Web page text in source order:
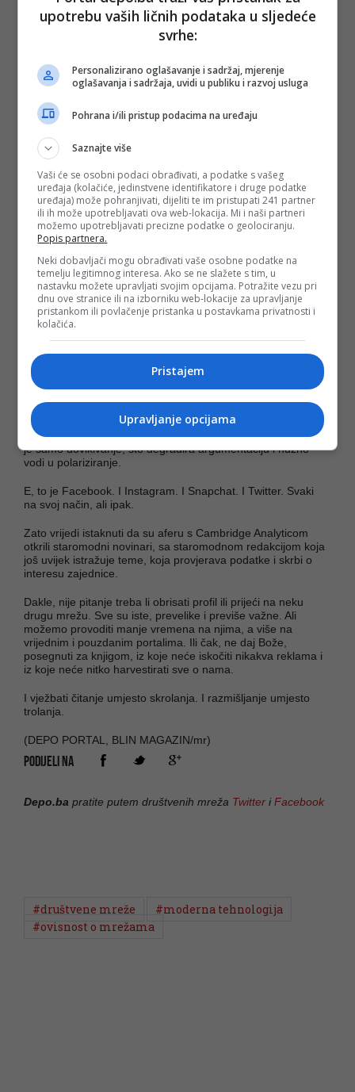
U tom je smislu Facebook korak natrag od web portala na
kojima su sadržaji razvrstani po rubrikama, povezani
tagovima i dostupni preko tražilica. Ali baš je tom kvaka!
strukturirati ih u informacije i tako s vremenom stjecati
znanje. Ne, Facebook traži korisnika koji je uronjen u bujicu
dan i noć, koji se iz nje ne smije maknuti ni na tren, koji
reagira instinktivno, koji sve prati i sve vjeruje.
Iz te je perspektive besmisleno razmišljati o tome gdje smo
sve ostavili podatke. Ako se dnevno pogleda tisuću feedova i
postova – a mladima to nije pretjerano – korisnikovi podaci
već su dugi dan pohranjeni na tisuću tisuća mjesta.
Ako se pregleda tisuću objava dnevno – a možda sam i
malo rekao – ne može se razlikovati istina i laž, reklama od
vijesti, fikcija od stvarnosti. U tom je smislu razlikovanje
lažnih i autentičnih vijesti postalo zastarjelo. Korisnik
Facebooka nema ni vremena ni mogućnosti – a u krajnjem
slučaju ni potrebe – istraživati što se zbilja dogodilo. On već
skrola dalje.
Dovikivanjem u polariziranje
Zamislite grad u kojem živi dvije milijarde ljudi. A taj grad ima
samo jednu ulicu i ako se hoćete družiti, informirati ili
obrazovati, ako hoćete nešto kupiti, prodati ili doživjeti –
morate izaći na tu ulicu, na njoj vidjeti i biti viđeni. Takav je
stanovanju, društvu i obitelji. Takav grad negira i javno i
privatno, u njemu su nemogući i obitelj i politika. U takvom
gradu je nemoguć svaki razgovor i svaka rasprava, moguće
je samo dovikivanje, što degradira argumentaciju i nužno
vodi u polariziranje.
E, to je Facebook. I Instagram. I Snapchat. I Twitter. Svaki
na svoj način, ali ipak.
Zato vrijedi istaknuti da su aferu s Cambridge Analyticom
otkrili staromodni novinari, sa staromodnom redakcijom koja
još uvijek istražuje teme, koja provjerava podatke i skrbi o
interesu zajednice.
Dakle, nije pitanje treba li obrisati profil ili prijeći na neku
drugu mrežu. Sve su iste, prevelike i previše važne. Ali
možemo provoditi manje vremena na njima, a više na
vrijednim i pouzdanim portalima. Ili čak, ne daj Bože,
posegnuti za knjigom, iz koje neće iskočiti nikakva reklama i
iz koje neće nitko harvestirati sve o nama.
I vježbati čitanje umjesto skrolanja. I razmišljanje umjesto
trolanja.
(DEPO PORTAL, BLIN MAGAZIN/mr)
PODIJELI NA
Depo.ba pratite putem društvenih mreža Twitter iFacebook
#društvene mreže
#moderna tehnologija
#ovisnost o mrežama
upotrebu vaših ličnih podataka u sljedeće
svrhe:
Personalizirano oglašavanje i sadržaj, mjerenje
oglašavanja i sadržaja, uvidi u publiku i razvoj usluga
Pohrana i/ili pristup podacima na uređaju
Saznajte više
Vaši će se osobni podaci obrađivati, a podatke s vašeg
uređaja (kolačiće, jedinstvene identifikatore i druge podatke
uređaja) može pohranjivati, dijeliti te im pristupati 241 partner
ili ih može upotrebljavati ova web-lokacija. Mi i naši partneri
možemo upotrebljavati precizne podatke o geolociranju.
Popis partnera.
Neki dobavljači mogu obrađivati vaše osobne podatke na
temelju legitimnog interesa. Ako se ne slažete s tim, u
nastavku možete upravljati svojim opcijama. Potražite vezu pri
dnu ove stranice ili na izborniku web-lokacije za upravljanje
pristankom ili povlačenje pristanka u postavkama privatnosti i
kolačića.
Pristajem
Upravljanje opcijama